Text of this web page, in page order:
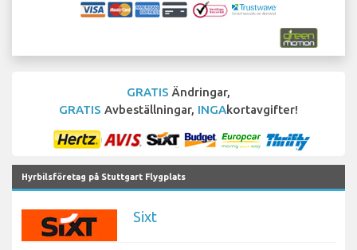
GRATIS Ändringar,
GRATIS Avbeställningar, INGAkortavgifter!
Hyrbilsföretag på Stuttgart Flygplats
Sixt